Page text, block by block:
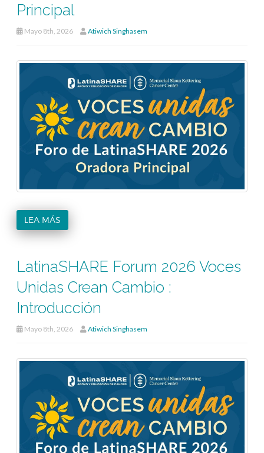
Principal
Mayo 8th, 2026 Atiwich Singhasem
LEA MÁS
LatinaSHARE Forum 2026 Voces
Unidas Crean Cambio :
Introducción
Mayo 8th, 2026 Atiwich Singhasem